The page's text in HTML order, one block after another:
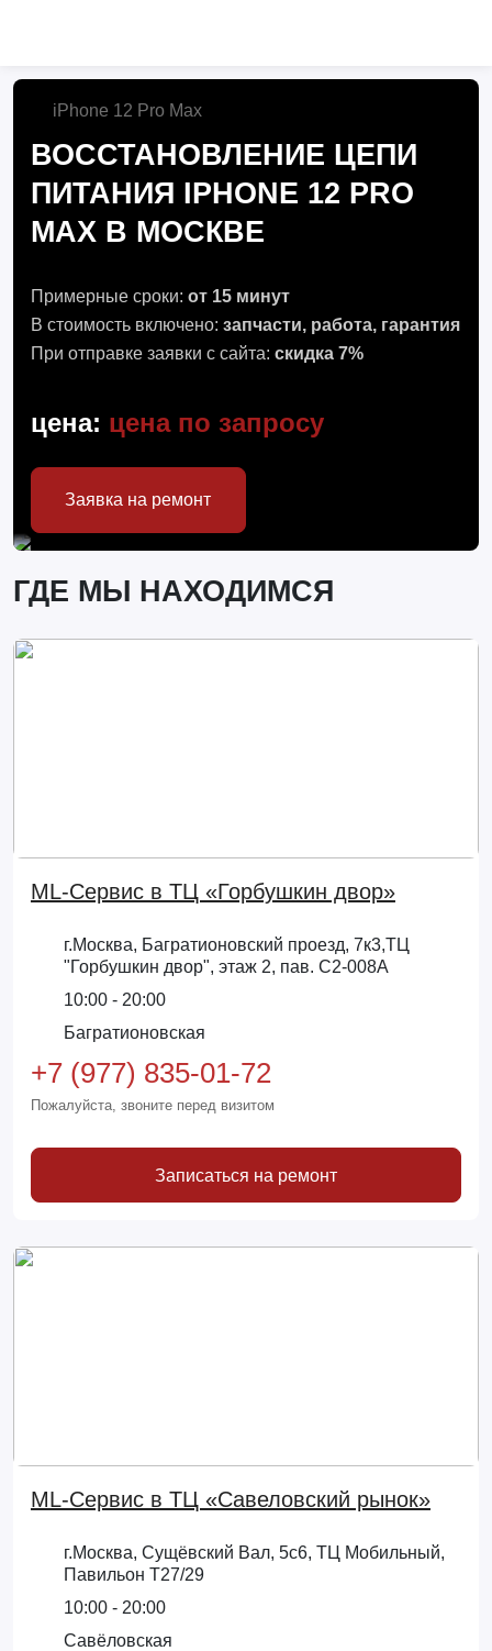
iPhone 12 Pro Max
ВОССТАНОВЛЕНИЕ ЦЕПИ
ПИТАНИЯ IPHONE 12 PRO
MAX В МОСКВЕ
Примерные сроки: от 15 минут
В стоимость включено: запчасти, работа, гарантия
При отправке заявки с сайта: скидка 7%
цена: цена по запросу
Заявка на ремонт
ГДЕ МЫ НАХОДИМСЯ
ML-Сервис в ТЦ «Горбушкин двор»
г.Москва, Багратионовский проезд, 7к3,ТЦ
"Горбушкин двор", этаж 2, пав. С2-008А
10:00 - 20:00
Багратионовская
+7 (977) 835-01-72
Пожалуйста, звоните перед визитом
Записаться на ремонт
ML-Сервис в ТЦ «Савеловский рынок»
г.Москва, Сущёвский Вал, 5с6, ТЦ Мобильный,
Павильон Т27/29
10:00 - 20:00
Савёловская